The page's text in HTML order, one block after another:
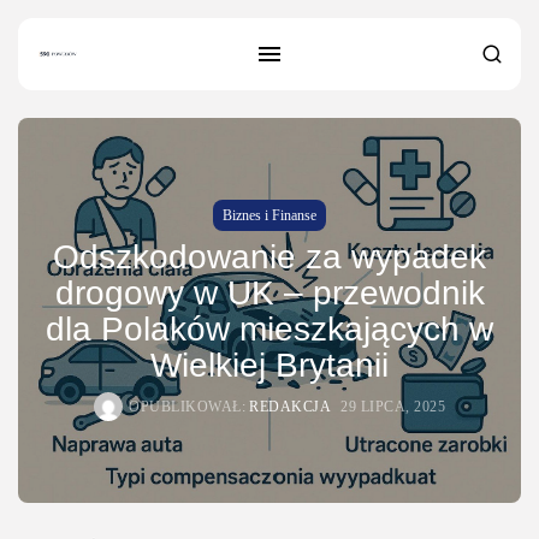
SZUKAJ
Biznes i Finanse
Odszkodowanie za wypadek
drogowy w UK – przewodnik
dla Polaków mieszkających w
Wielkiej Brytanii
OPUBLIKOWAŁ: REDAKCJA 29 LIPCA, 2025